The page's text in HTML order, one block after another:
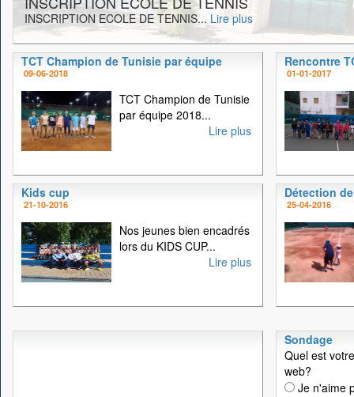
INSCRIPTION ECOLE DE TENNIS... Lire plus
TCT Champion de Tunisie par équipe
09-06-2018
TCT Champion de Tunisie
par équipe 2018...
Lire plus
Rencontre
01-01-2017
Kids cup
21-10-2016
Nos jeunes bien encadrés
lors du KIDS CUP...
Lire plus
Détection
25-04-2016
Sondage
Quel est
web?
Je n'aime